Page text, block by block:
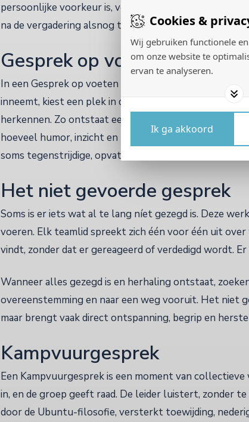
Cookies &
Wij gebruiken functionele
om onze website te
ervan te analyseren.
Ik ga akkoord
persoonlijke voorkeur is, voelt het eerlijk en
na de vergadering alsnog ter discussie worden
Gesprek op voeten
In een Gesprek op voeten brengen we meningen
inneemt, kiest een plek in de ruimte; anderen voegen
herkennen. Zo ontstaat een levend overzicht van de
hoeveel humor, inzicht en nuance hierdoor ontstaan.
soms tegenstrijdige, opvattingen tegelijk eens kunnen
Het niet gevoerde gesprek
Soms is er iets wat al te lang níet gezegd is. Deze
voeren. Elk teamlid spreekt zich één voor één uit
vindt, zonder dat er gereageerd of verdedigd wordt.
Wanneer alles gezegd is en herhaling ontstaat,
overeenstemming en naar een weg vooruit. Het niet
maar brengt vaak direct ontspanning, begrip en
Kampvuurgesprek
Een Kampvuurgesprek is een moment van
in, en de groep geeft raad. De leider luistert, zonder
door de Ubuntu-filosofie, versterkt toewijding,